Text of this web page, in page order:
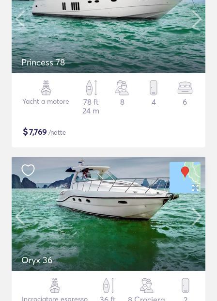
Princess 78
Yacht a motore
78 ft
24 m
8 4 6
$7,769 /notte
Oryx 36
Incrociatore espresso